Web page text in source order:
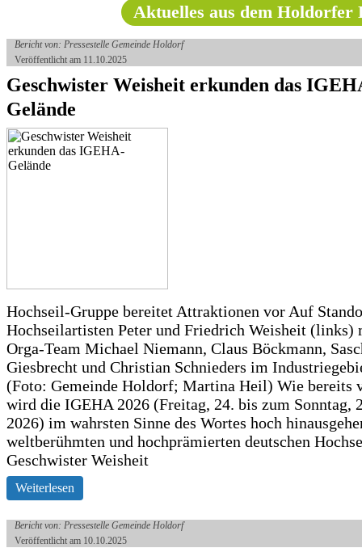
Aktuelles aus dem Holdorfer
Bericht von: Pressestelle Gemeinde Holdorf
Veröffentlicht am 11.10.2025
Geschwister Weisheit erkunden das
Gelände
Hochseil-Gruppe bereitet Attraktionen vor Auf
Hochseilartisten Peter und Friedrich Weisheit (links)
Orga-Team Michael Niemann, Claus Böckmann,
Giesbrecht und Christian Schnieders im
(Foto: Gemeinde Holdorf; Martina Heil) Wie bereits
wird die IGEHA 2026 (Freitag, 24. bis zum Sonntag,
2026) im wahrsten Sinne des Wortes hoch
weltberühmten und hochprämierten deutschen
Geschwister Weisheit
Weiterlesen
Bericht von: Pressestelle Gemeinde Holdorf
Veröffentlicht am 10.10.2025